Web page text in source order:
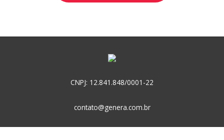
CNPJ: 12.841.848/0001-22
contato@genera.com.br